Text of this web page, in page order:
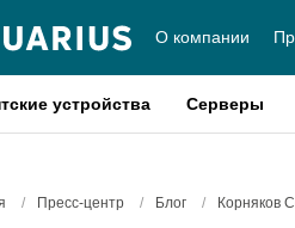
О компании
устройства Серверы
/ Пресс-центр / Блог / Корняков